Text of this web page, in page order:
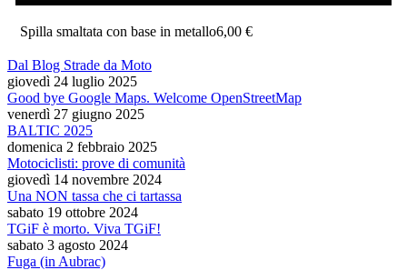
Spilla smaltata con base in metallo6,00 €
Dal Blog Strade da Moto
giovedì 24 luglio 2025
Good bye Google Maps. Welcome OpenStreetMap
venerdì 27 giugno 2025
BALTIC 2025
domenica 2 febbraio 2025
Motociclisti: prove di comunità
giovedì 14 novembre 2024
Una NON tassa che ci tartassa
sabato 19 ottobre 2024
TGiF è morto. Viva TGiF!
sabato 3 agosto 2024
Fuga (in Aubrac)